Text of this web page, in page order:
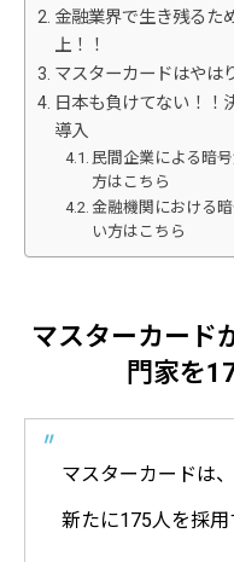
金融業界で生き残るた
上！！
マスターカードはやは
日本も負けてない！！
導入
民間企業による暗
方はこちら
金融機関における
い方はこちら
マスターカード
門家を
マスターカードは
新たに175人を採用